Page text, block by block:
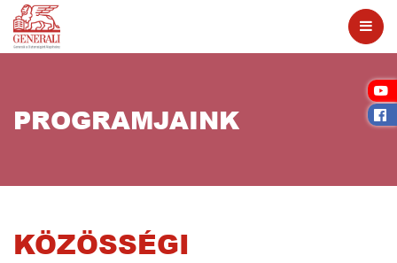
PROGRAMJAINK
KÖZÖSSÉGI